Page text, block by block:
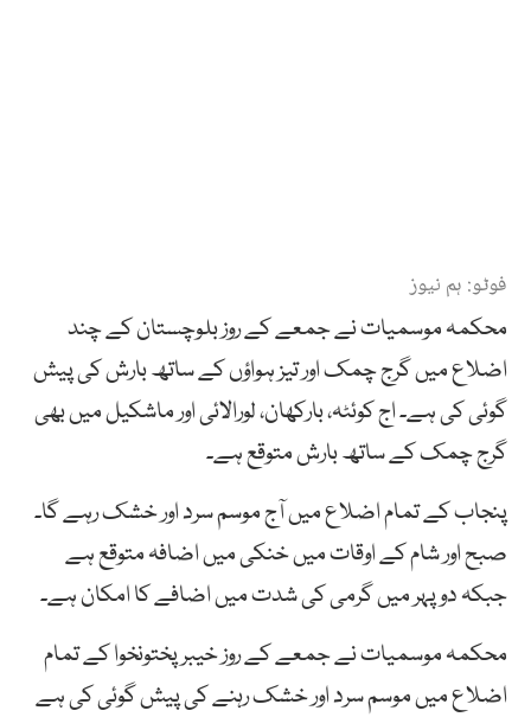
فوٹو: ہم نیوز
محکمہ موسمیات نے جمعے کے روز بلوچستان کے چند
اضلاع میں گرج چمک اور تیز ہواؤں کے ساتھ بارش کی پیش
گوئی کی ہے۔ اج کوئٹہ، بارکھان، لورالائی اور ماشکیل میں بھی
گرج چمک کے ساتھ بارش متوقع ہے۔
پنجاب کے تمام اضلاع میں آج موسم سرد اور خشک رہے گا۔
صبح اور شام کے اوقات میں خنکی میں اضافہ متوقع ہے
جبکہ دوپہر میں گرمی کی شدت میں اضافے کا امکان ہے۔
محکمہ موسمیات نے جمعے کے روز خیبر پختونخوا کے تمام
اضلاع میں موسم سرد اور خشک رہنے کی پیش گوئی کی ہے